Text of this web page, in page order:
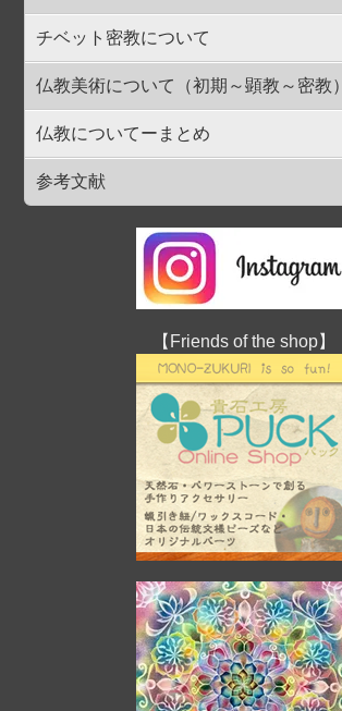
チベット密教について
仏教美術について（初期～顕教～密教）
仏教についてーまとめ
参考文献
【Friends of the shop】